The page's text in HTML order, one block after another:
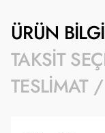
ÜRÜN
TAKSIT
TESLIMAT